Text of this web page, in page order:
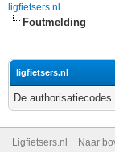
ligfietsers.nl
Foutmelding
ligfietsers.nl
De
Ligfietsers.nl Naar